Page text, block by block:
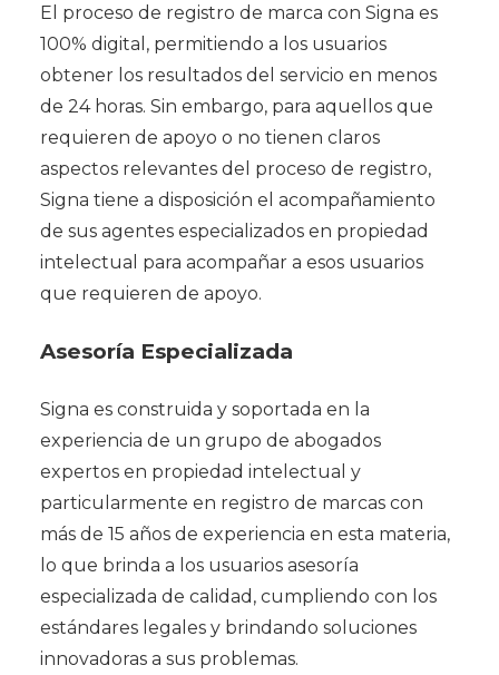
El proceso de registro de marca con Signa es
100% digital, permitiendo a los usuarios
obtener los resultados del servicio en menos
de 24 horas. Sin embargo, para aquellos que
requieren de apoyo o no tienen claros
aspectos relevantes del proceso de registro,
Signa tiene a disposición el acompañamiento
de sus agentes especializados en propiedad
intelectual para acompañar a esos usuarios
que requieren de apoyo.
Asesoría Especializada
Signa es construida y soportada en la
experiencia de un grupo de abogados
expertos en propiedad intelectual y
particularmente en registro de marcas con
más de 15 años de experiencia en esta materia,
lo que brinda a los usuarios asesoría
especializada de calidad, cumpliendo con los
estándares legales y brindando soluciones
innovadoras a sus problemas.